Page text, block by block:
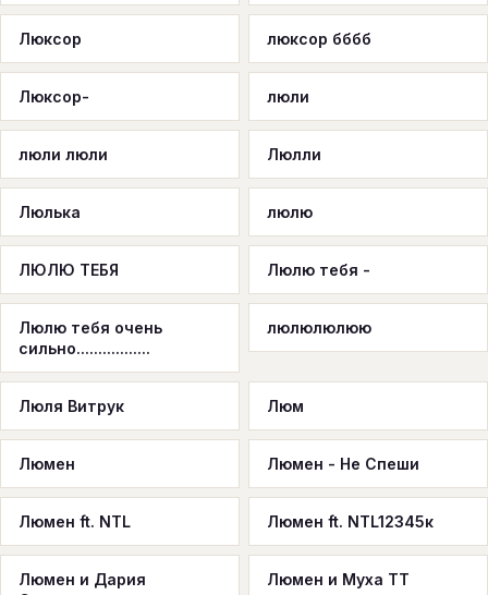
Люксор люксор бббб
Люксор- люли
люли люли Люлли
Люлька люлю
ЛЮЛЮ ТЕБЯ Люлю тебя -
Люлю тебя очень
сильно.................
люлюлюлюю
Люля Витрук Люм
Люмен Люмен - Не Спеши
Люмен ft. NTL Люмен ft. NTL12345к
Люмен и Дария
Люмен и Муха ТТ